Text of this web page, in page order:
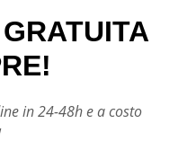
in 24-48h e a costo